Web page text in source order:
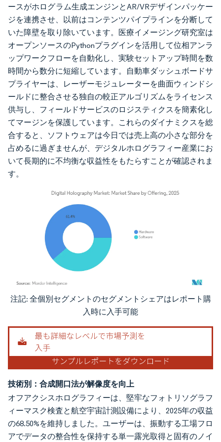
ースがホログラム生成エンジンとAR/VRデザインパッケー
ジを連携させ、以前はコンテンツパイプラインを分断して
いた障壁を取り除いています。医療イメージング研究室は
オープンソースのPythonプラグインを活用して位相アンラ
ップワークフローを自動化し、実験セットアップ時間を数
時間から数分に短縮しています。自動車ダッシュボードサ
プライヤーは、レーザーモジュレーターを曲面ウィンドシ
ールドに整合させる独自の較正アルゴリズムをライセンス
供与し、フィールドサービスのロジスティクスを簡素化し
てマージンを保護しています。これらのダイナミクスを総
合すると、ソフトウェアは今日では売上高の小さな部分を
占めるに過ぎませんが、デジタルホログラフィー産業にお
いて長期的に不均衡な収益性をもたらすことが確認されま
す。
画像 © Mordor Intelligence。再利用にはCC BY 4.0の表示が必要です。
注記: 全個別セグメントのセグメントシェアはレポート購
入時に入手可能
技術別：合成開口法が解像度を向上
オフアクシスホログラフィーは、堅牢なフォトリソグラフ
ィーマスク検査と航空宇宙計測設備により、2025年の収益
の68.50%を維持しました。ユーザーは、振動する工場フロ
アでデータの整合性を保持する単一露光取得と固有のノイ